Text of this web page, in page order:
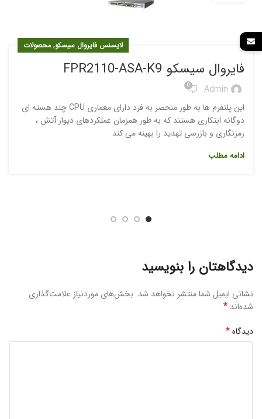
لایسنس فایروال سیسکو, محصولات
فایروال سیسکو FPR2110-ASA-K9
Admin
0
این پلتفرم ها به طور منحصر به فرد دارای معماری CPU چند هسته ای
دوگانه ابتکاری هستند که به طور همزمان عملکردهای دیوار آتش ،
رمزنگاری و بازرسی تهدید را بهینه می کند
ادامه مطلب
دیدگاهتان را بنویسید
نشانی ایمیل شما منتشر نخواهد شد. بخش‌های موردنیاز علامت‌گذاری
شده‌اند *
دیدگاه*